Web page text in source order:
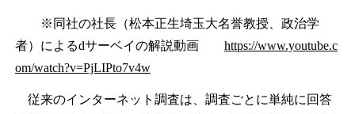
※同社の社長（松本正生埼玉大名誉教授、政治学
者）によるdサーベイの解説動画 https://www.youtube.c
om/watch?v=PjLIPto7v4w
従来のインターネット調査は、調査ごとに単純に回答